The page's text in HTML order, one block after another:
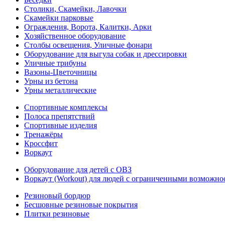
Столики, Скамейки, Лавочки
Скамейки парковые
Ограждения, Ворота, Калитки, Арки
Хозяйственное оборудование
Столбы освещения, Уличные фонари
Оборудование для выгула собак и дрессировки
Уличные трибуны
Вазоны-Цветочницы
Урны из бетона
Урны металлические
Спортивные комплексы
Полоса препятствий
Спортивные изделия
Тренажёры
Кроссфит
Воркаут
Оборудование для детей с ОВЗ
Воркаут (Workout) для людей с ограниченными
Резиновый бордюр
Бесшовные резиновые покрытия
Плитки резиновые